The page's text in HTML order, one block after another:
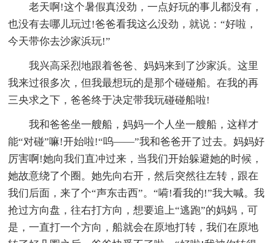
老天啊!这个暑假真没劲，一点好玩的事儿都没有，
也没有去哪儿玩过!爸爸看我这么没劲，就说：“好啦，
今天带你去沙家浜玩!”
我兴高采烈地跟着爸爸、妈妈来到了沙家浜。这里
我来过很多次，但我最想玩的是那个碰碰船。在我的再
三央求之下，爸爸终于决定带我玩碰碰船啦!
我和爸爸坐一艘船，妈妈一个人坐一艘船，这样才
能“对碰”嘛!开始啦!“呜——”我和爸爸开了过去。妈妈好
厉害啊!她向我们直冲过来，当我们开始躲避她的时候，
她故意绕了个圈。她先向右开，然后突然往左转，跟在
我们后面，来了个“声东击西”。“嗬!看我的!”我大喊。我
抢过方向盘，往右打方向，想要追上“逃跑”的妈妈，可
是，一直打一个方向，船就会在原地打转，我们在原地